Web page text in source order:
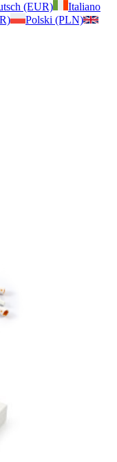
(EUR)
Italiano
Polski (PLN)